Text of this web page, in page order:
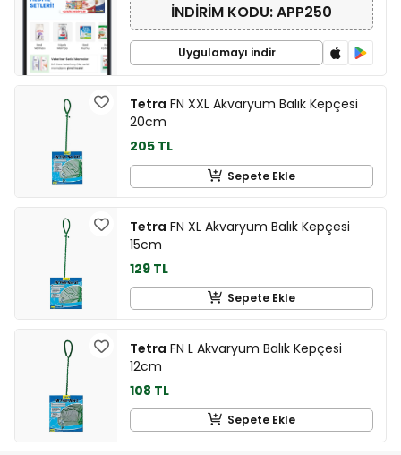
İNDİRİM KODU: APP250
Uygulamayı indir
Tetra FN XXL Akvaryum Balık Kepçesi
20cm
205 TL
Sepete Ekle
Tetra FN XL Akvaryum Balık Kepçesi
15cm
129 TL
Sepete Ekle
Tetra FN L Akvaryum Balık Kepçesi
12cm
108 TL
Sepete Ekle